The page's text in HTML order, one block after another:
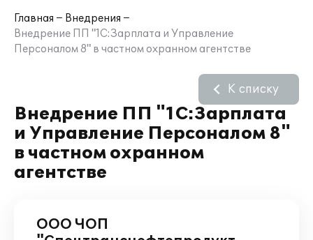
Главная
Внедрения
Внедрение ПП "1C:Зарплата и Управление
Персоналом 8" в частном охранном агентстве
Внедрение ПП "1C:Зарплата
и Управление Персоналом 8"
в частном охранном
агентстве
К списку
ООО ЧОП